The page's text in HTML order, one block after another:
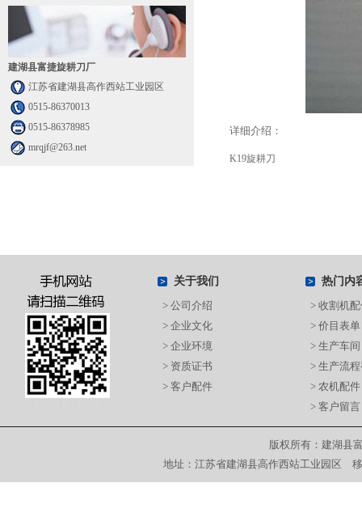
建湖县富捷旋耕刀厂
江苏省建湖县高作西站工业园区
0515-86370013
0515-86378985
mrqjf@263.net
详细介绍：
K19旋耕刀
关于我们
> 公司介绍
> 企业文化
> 企业环境
> 资质证书
> 客户配件
热门内
> 收割机
> 价目表单
> 生产车间
> 生产流
> 农机配件
> 客户留言
版权所有：建湖
地址：江苏省建湖县高作西站工业园区